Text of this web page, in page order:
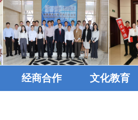
经商合作 文化教育